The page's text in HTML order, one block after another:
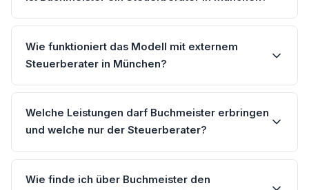
Wie funktioniert das Modell mit externem
Steuerberater in München?
Welche Leistungen darf Buchmeister erbringen
und welche nur der Steuerberater?
Wie finde ich über Buchmeister den